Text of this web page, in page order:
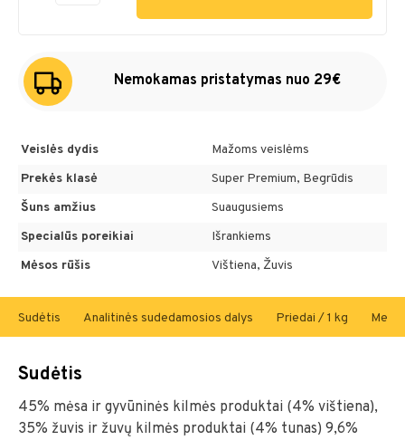
Nemokamas pristatymas nuo 29€
Veislės dydis
Mažoms veislėms
Prekės klasė
Super Premium, Begrūdis
Šuns amžius
Suaugusiems
Specialūs poreikiai
Išrankiems
Mėsos rūšis
Vištiena, Žuvis
Sudėtis Analitinės sudedamosios dalys Priedai / 1 kg
Sudėtis
45% mėsa ir gyvūninės kilmės produktai (4% vištiena),
35% žuvis ir žuvų kilmės produktai (4% tunas) 9,6%